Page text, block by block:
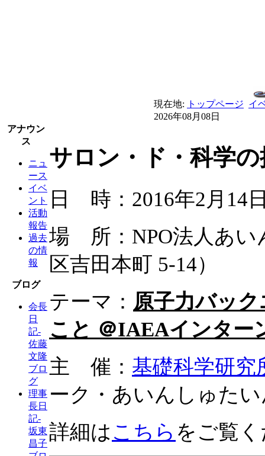
現在地: トップページ イ
2026年08月08日
アナウン
ス
ニュ
ース
イベ
ント
活動
報告
過去
の情
報
ブログ
会長
日
記-
佐藤
文隆
ブロ
グ
理事
長日
記-
坂東
昌子
サロン・ド・科学の
日 時：2016年2月14
場 所：NPO法人あい
区吉田本町 5-14）
テーマ： 原子力バッ
こと ＠IAEAインター
主 催： 基礎科学研究
ーク・あいんしゅた
詳細はこちら をご覧